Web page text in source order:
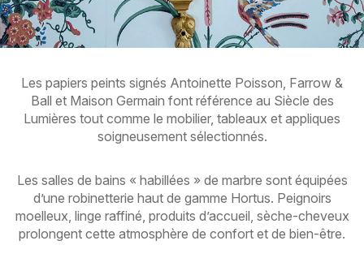
Les papiers peints signés Antoinette Poisson, Farrow &
Ball et Maison Germain font référence au Siècle des
Lumières tout comme le mobilier, tableaux et appliques
soigneusement sélectionnés.
Les salles de bains « habillées » de marbre sont équipées
d’une robinetterie haut de gamme Hortus. Peignoirs
moelleux, linge raffiné, produits d’accueil, sèche-cheveux
prolongent cette atmosphère de confort et de bien-être.